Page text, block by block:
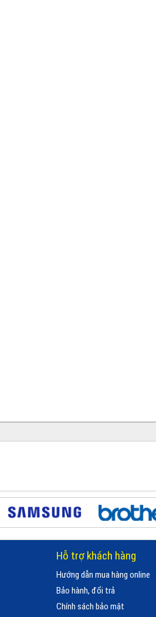
Hỗ trợ khách hàng
Hướng dẫn mua hàng online
Bảo hành, đổi trả
Chính sách bảo mật